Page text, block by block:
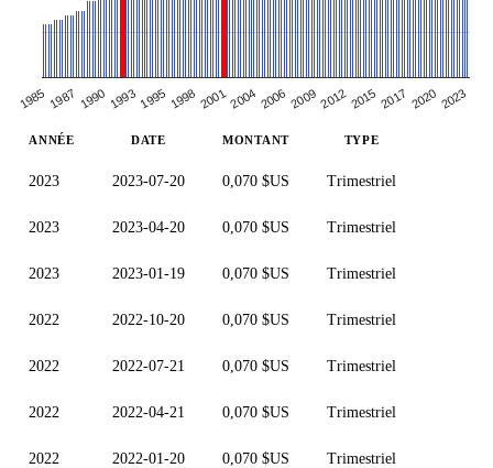
1985 1987 1990 19931995 199820012004 2006 200920122015 2017 2020 2023
ANNÉE DATE MONTANT TYPE
2023 2023-07-20 0,070 $US Trimestriel
2023 2023-04-20 0,070 $US Trimestriel
2023 2023-01-19 0,070 $US Trimestriel
2022 2022-10-20 0,070 $US Trimestriel
2022 2022-07-21 0,070 $US Trimestriel
2022 2022-04-21 0,070 $US Trimestriel
2022 2022-01-20 0,070 $US Trimestriel